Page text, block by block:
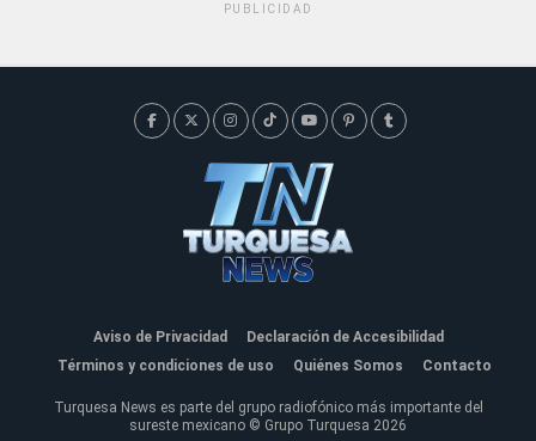
PUBLICIDAD
Aviso de Privacidad
Declaración de Accesibilidad
Términos y condiciones de uso
Quiénes Somos Contacto
Turquesa News es parte del grupo radiofónico más importante del
sureste mexicano © Grupo Turquesa 2026